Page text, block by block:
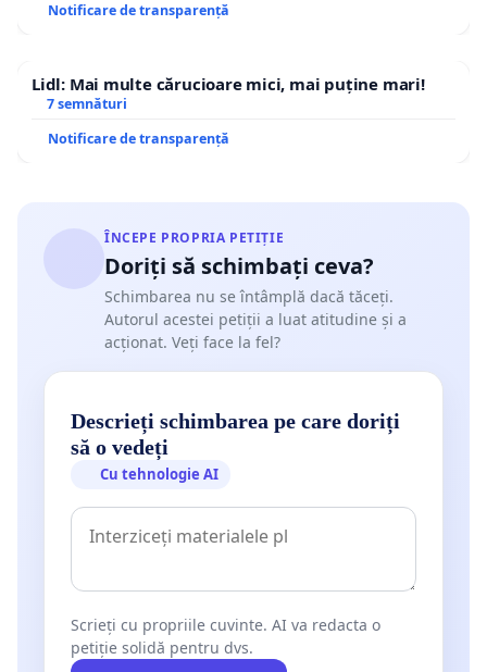
Notificare de transparență
Lidl: Mai multe cărucioare mici, mai puține mari!
7 semnături
Notificare de transparență
ÎNCEPE PROPRIA PETIȚIE
Doriți să schimbați ceva?
Schimbarea nu se întâmplă dacă tăceți.
Autorul acestei petiții a luat atitudine și a
acționat. Veți face la fel?
Descrieți schimbarea pe care doriți
să o vedeți
Cu tehnologie AI
Scrieți cu propriile cuvinte. AI va redacta o
petiție solidă pentru dvs.